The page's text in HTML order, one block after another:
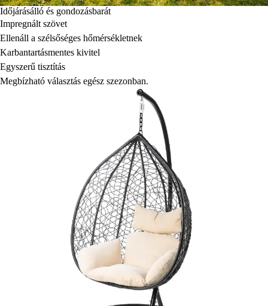
Időjárásálló és gondozásbarát
Impregnált szövet
Ellenáll a szélsőséges hőmérsékletnek
Karbantartásmentes kivitel
Egyszerű tisztítás
Megbízható választás egész szezonban.